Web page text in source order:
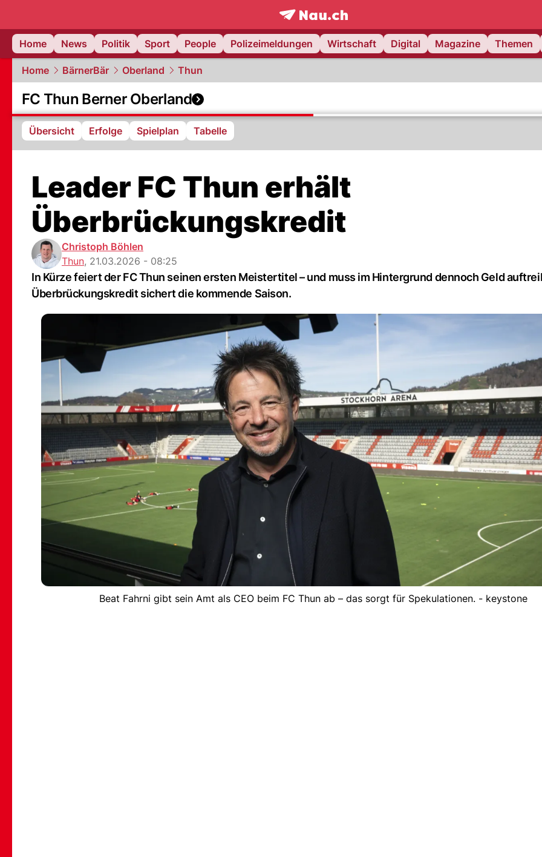
frontpage.NAU.ch
Home
News Politik Sport People Polizeimeldungen Wirtschaft Digital Magazine Themen
Home BärnerBär Oberland Thun
FC Thun Berner Oberland
Übersicht Erfolge Spielplan Tabelle
Leader FC Thun erhält
Überbrückungskredit
Christoph Böhlen
Thun, 21.03.2026 - 08:25
In Kürze feiert der FC Thun seinen ersten Meistertitel – und muss im Hintergrund dennoch Geld
Überbrückungskredit sichert die kommende Saison.
Beat Fahrni gibt sein Amt als CEO beim FC Thun ab – das sorgt für Spekulationen. - keystone